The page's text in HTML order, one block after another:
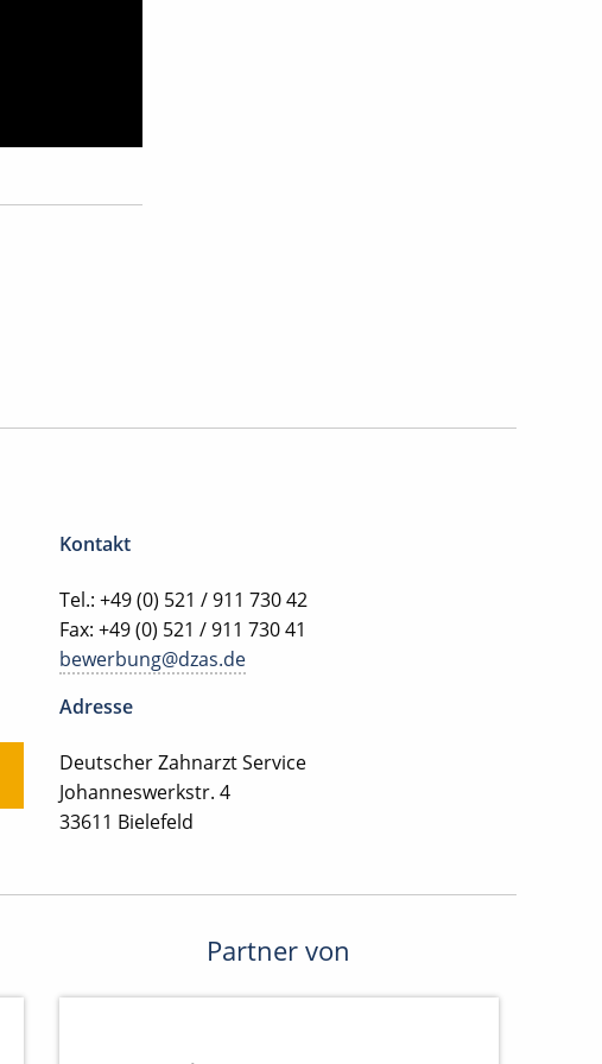
Kontakt
Tel.: +49 (0) 521 / 911 730 42
Fax: +49 (0) 521 / 911 730 41
bewerbung@dzas.de
Adresse
Deutscher Zahnarzt Service
Johanneswerkstr. 4
33611 Bielefeld
Partner von